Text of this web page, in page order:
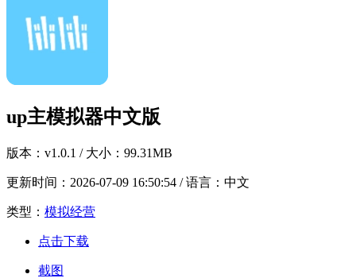
up主模拟器中文版
版本： v1.0.1 / 大小：99.31MB
更新时间： 2026-07-09 16:50:54 / 语言：中文
类型： 模拟经营
点击下载
截图